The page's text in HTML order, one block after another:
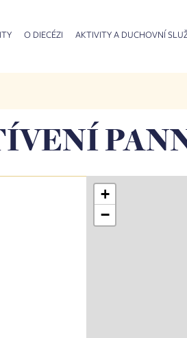
O DIECÉZI AKTIVITY A DUCHOVNÍ
+
−